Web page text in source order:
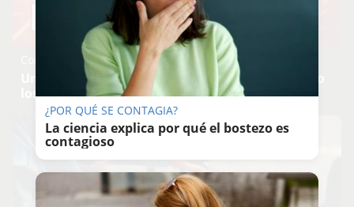
Corepunk MMORPG
Un verdadero MMORPG de la vieja escuela ¡Cómo
los de antes, pero mejor!
¿POR QUÉ SE CONTAGIA?
La ciencia explica por qué el bostezo es
contagioso